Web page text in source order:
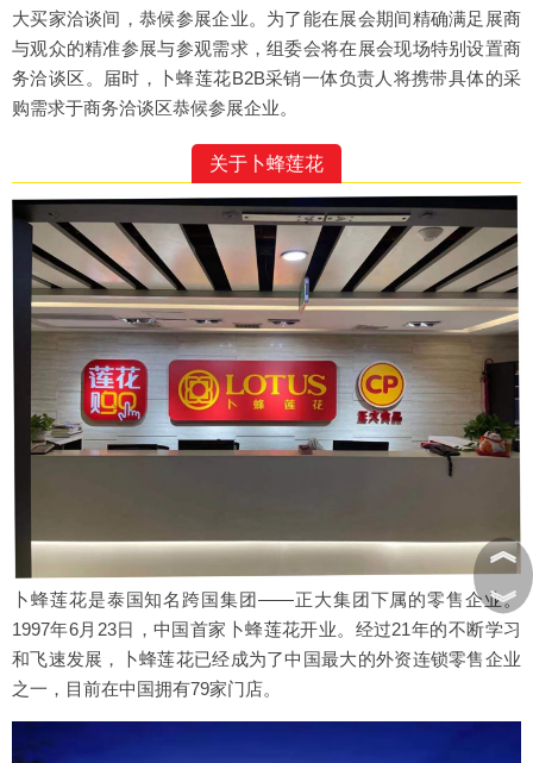
大买家洽谈间，恭候参展企业。为了能在展会期间精确满足展商
与观众的精准参展与参观需求，组委会将在展会现场特别设置商
务洽谈区。届时，卜蜂莲花B2B采销一体负责人将携带具体的采
购需求于商务洽谈区恭候参展企业。
关于卜蜂莲花
卜蜂莲花是泰国知名跨国集团——正大集团下属的零售企业。
1997年6月23日，中国首家卜蜂莲花开业。经过21年的不断学习
和飞速发展，卜蜂莲花已经成为了中国最大的外资连锁零售企业
之一，目前在中国拥有79家门店。
︽
︾